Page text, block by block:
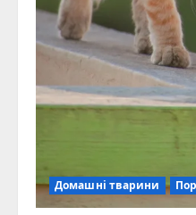
Домашні тварини